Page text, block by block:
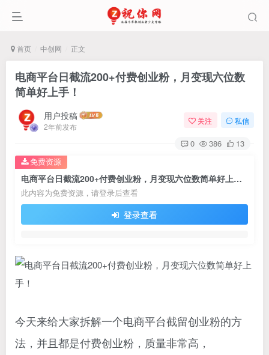
首页 中创网 正文
电商平台日截流200+付费创业粉，月变现六位数
简单好上手！
用户投稿
2年前发布
关注 私信
0 386 13
电商平台日截流200+付费创业粉，月变现六位数简单好上手！
此内容为免费资源，请登录后查看
登录查看
免费资源
今天来给大家拆解一个电商平台截留创业粉的方
法，并且都是付费创业粉，质量非常高，